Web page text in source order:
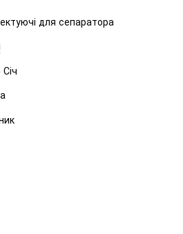
для сепаратора